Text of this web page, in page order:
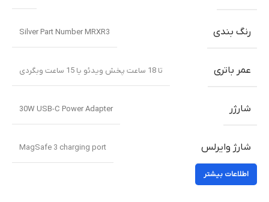
رنگ بندی Silver Part Number MRXR3
عمر باتری تا 18 ساعت پخش ویدئو یا 15 ساعت وبگردی
شارژر 30W USB-C Power Adapter
شارژ وایرلس MagSafe 3 charging port
اطلاعات بیشتر